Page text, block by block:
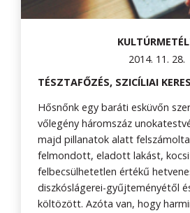
2014. 11. 28.
TÉSZTAFŐZÉS, SZICÍLIAI
Hősnőnk egy baráti esküvőn
vőlegény háromszáz
majd pillanatok alatt
felmondott, eladott lakást,
felbecsülhetetlen értékű
diszkóslágerei-gyűjteményétől
költözött. Azóta van, hogy